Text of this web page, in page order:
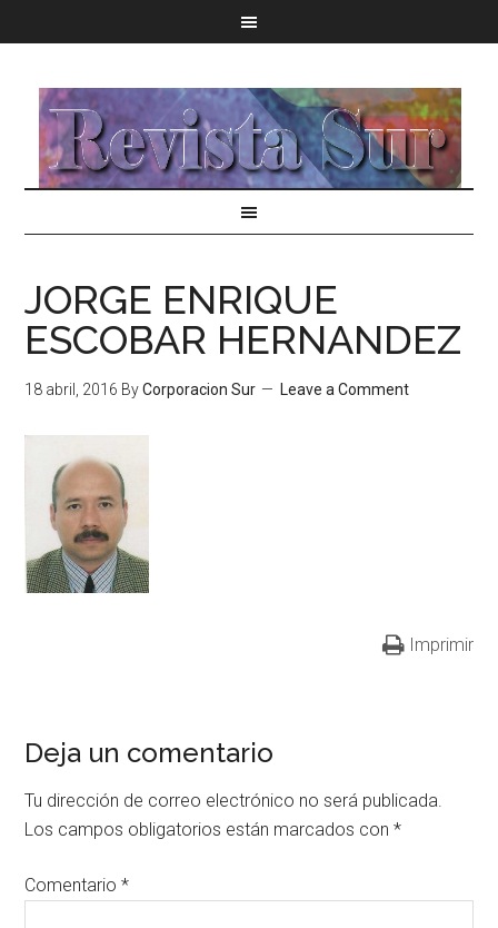
JORGE ENRIQUE
ESCOBAR HERNANDEZ
18 abril, 2016 ByCorporacion Sur Leave a Comment
Imprimir
Deja un comentario
Tu dirección de correo electrónico no será publicada.
Los campos obligatorios están marcados con*
Comentario*